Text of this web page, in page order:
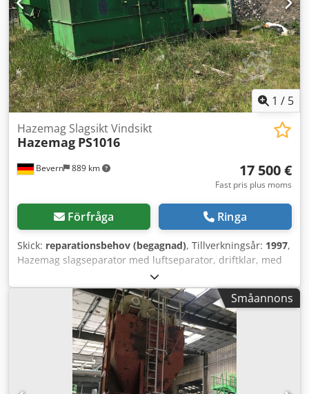
1 / 5
Bevern 889 km
Hazemag Slagsikt Vindsikt
Hazemag PS1016
17 500 €
Fast pris plus moms
Förfråga Ringa
Skick: reparationsbehov (begagnad), Tillverkningsår: 1997,
Hazemag slagseparator med luftseparator, driftklar, med
vibrationsränna, fläkt och elskåp. Cjdpfsmfq Szox Af Uorf
Småannons